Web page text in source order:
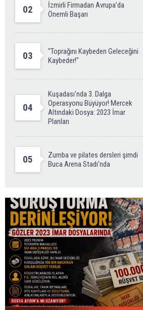
02
İzmirli Firmadan Avrupa’da
Önemli Başarı
03
"Toprağını Kaybeden Geleceğini
Kaybeder!"
04
Kuşadası'nda 3. Dalga
Operasyonu Büyüyor! Mercek
Altındaki Dosya: 2023 İmar
Planları
05
Zumba ve pilates dersleri şimdi
Buca Arena Stadı’nda